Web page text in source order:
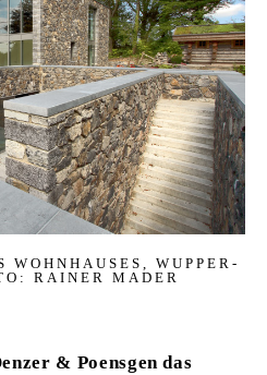
WOHN­HAU­SES, WUP­PER­
RAI­NER MA­DER
& Poensgen das